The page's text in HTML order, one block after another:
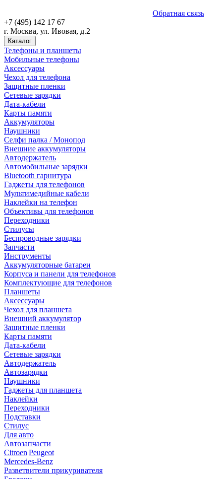
Обратная связь
+7 (495) 142 17 67
г. Москва, ул. Ивовая, д.2
Каталог
Телефоны и планшеты
Мобильные телефоны
Аксессуары
Чехол для телефона
Защитные пленки
Сетевые зарядки
Дата-кабели
Карты памяти
Аккумуляторы
Наушники
Селфи палка / Монопод
Внешние аккумуляторы
Автодержатель
Автомобильные зарядки
Bluetooth гарнитура
Гаджеты для телефонов
Мультимедийные кабели
Наклейки на телефон
Объективы для телефонов
Переходники
Стилусы
Беспроводные зарядки
Запчасти
Инструменты
Аккумуляторные батареи
Корпуса и панели для телефонов
Комплектующие для телефонов
Планшеты
Аксессуары
Чехол для планшета
Внешний аккумулятор
Защитные пленки
Карты памяти
Дата-кабели
Сетевые зарядки
Автодержатель
Автозарядки
Наушники
Гаджеты для планшета
Наклейки
Переходники
Подставки
Стилус
Для авто
Автозапчасти
Citroen|Peugeot
Mercedes-Benz
Разветвители прикуривателя